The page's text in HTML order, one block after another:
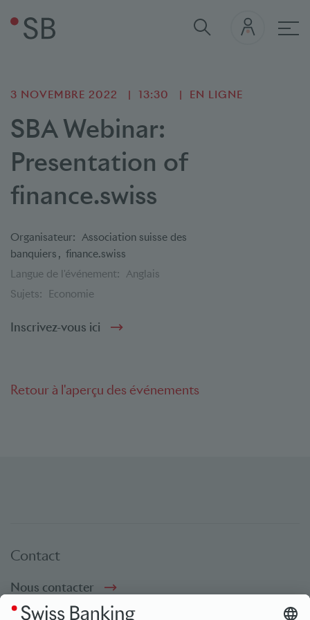
3 NOVEMBRE 2022 13:30 EN LIGNE
SBA Webinar:
Presentation of
finance.swiss
Organisateur: Association suisse des
banquiers
finance.swiss
Langue de l'événement: Anglais
Sujets:
Economie
Inscrivez-vous ici
Retour à l'aperçu des événements
Contact
Nous contacter